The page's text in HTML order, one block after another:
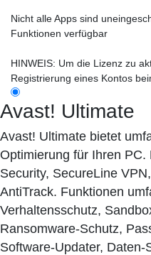
Nicht alle Apps sind
Funktionen verfügbar
HINWEIS: Um die Lizenz zu
Registrierung eines Kontos
Avast! Ultimate
Avast! Ultimate bietet
Optimierung für Ihren
Security, SecureLine
AntiTrack. Funktionen
Verhaltensschutz,
Ransomware-Schutz,
Software-Updater,